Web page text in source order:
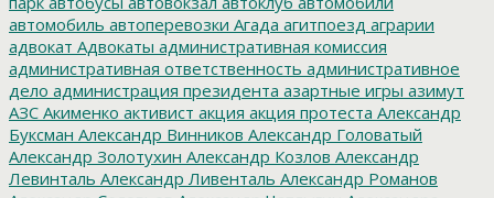
автомобиль автоперевозки Агада агитпоезд аграрии
адвокат Адвокаты административная комиссия
административная ответственность административное
дело администрация президента азартные игры азимут
АЗС Акименко активист акция акция протеста Александр
Буксман Александр Винников Александр Головатый
Александр Золотухин Александр Козлов Александр
Левинталь Александр Ливенталь Александр Романов